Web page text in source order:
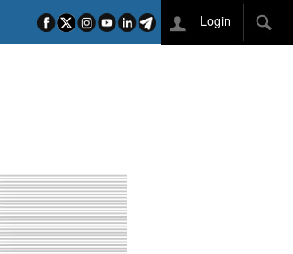
SCHMID E KOOIJ
Login